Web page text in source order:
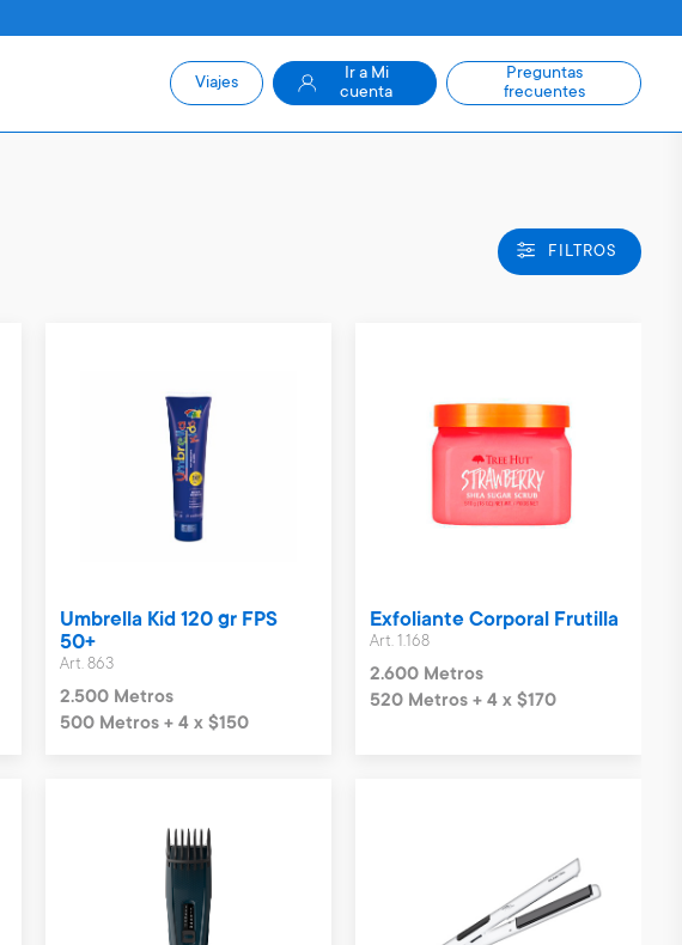
FILTROS
Umbrella Kid 120 gr FPS
50+
Art. 863
2.500 Metros
500 Metros + 4 x $150
Exfoliante Corporal Frutilla
Art. 1.168
2.600 Metros
520 Metros + 4 x $170
Viajes
Ir a Mi
cuenta
Preguntas
frecuentes